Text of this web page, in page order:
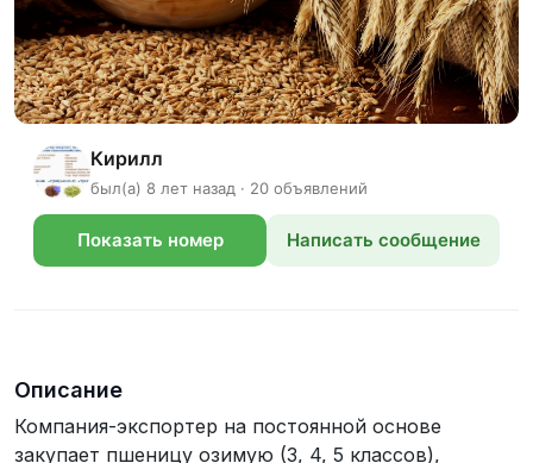
Кирилл
был(а) 8 лет назад · 20 объявлений
Показать номер Написать сообщение
Описание
Компания-экспортер на постоянной основе
закупает пшеницу озимую (3, 4, 5 классов),